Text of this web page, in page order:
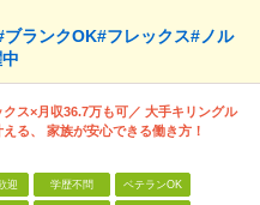
ランクOK#フレックス#ノル
クス×月収36.7万も可／ 大手キリングル
える、 家族が安心できる働き方！
迎 学歴不問 ベテランOK